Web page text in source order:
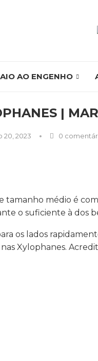
AO ENGENHO
|
20, 2023 0
médio é
o suficiente à dos
os lados
Xylophanes.